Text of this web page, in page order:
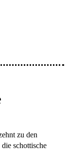
zu den
schottische